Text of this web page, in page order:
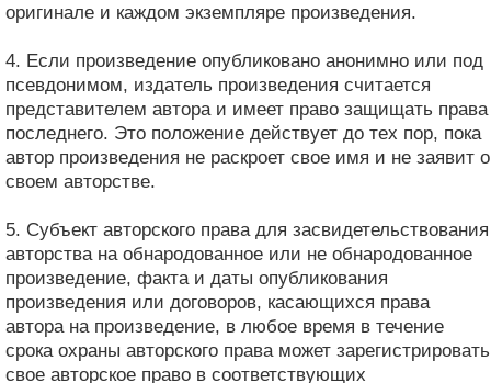
оригинале и каждом экземпляре произведения.
4. Если произведение опубликовано анонимно или под
псевдонимом, издатель произведения считается
представителем автора и имеет право защищать права
последнего. Это положение действует до тех пор, пока
автор произведения не раскроет свое имя и не заявит о
своем авторстве.
5. Субъект авторского права для засвидетельствования
авторства на обнародованное или не обнародованное
произведение, факта и даты опубликования
произведения или договоров, касающихся права
автора на произведение, в любое время в течение
срока охраны авторского права может зарегистрировать
свое авторское право в соответствующих